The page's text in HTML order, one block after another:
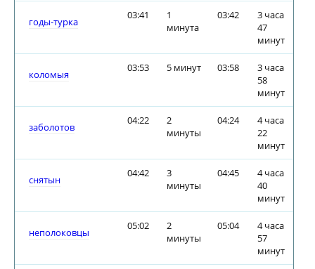
годы-турка
03:41
1
минута
03:42
3 часа
47
минут
коломыя
03:53 5 минут 03:58
3 часа
58
минут
заболотов
04:22
2
минуты
04:24
4 часа
22
минут
снятын
04:42
3
минуты
04:45
4 часа
40
минут
неполоковцы
05:02
2
минуты
05:04
4 часа
57
минут